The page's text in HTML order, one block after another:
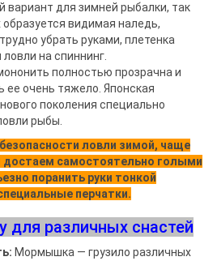
вариант для зимней рыбалки, так
образуется видимая наледь,
убрать руками, плетенка
на спиннинг.
полностью прозрачна и
ее очень тяжело. Японская
поколения специально
рыбы.
ловли зимой, чаще
достаем самостоятельно голыми
поранить руки тонкой
перчатки.
для различных снастей
Мормышка — грузило различных